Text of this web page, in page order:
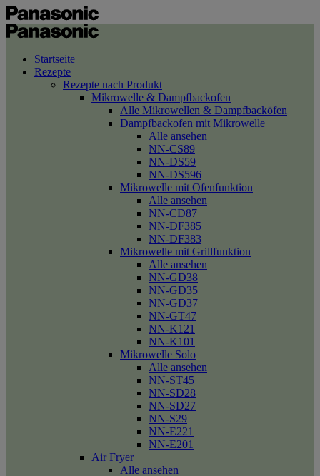
Startseite
Rezepte
Rezepte nach Produkt
Mikrowelle & Dampfbackofen
Alle Mikrowellen & Dampfbacköfen
Dampfbackofen mit Mikrowelle
Alle ansehen
NN-CS89
NN-DS59
NN-DS596
Mikrowelle mit Ofenfunktion
Alle ansehen
NN-CD87
NN-DF385
NN-DF383
Mikrowelle mit Grillfunktion
Alle ansehen
NN-GD38
NN-GD35
NN-GD37
NN-GT47
NN-K121
NN-K101
Mikrowelle Solo
Alle ansehen
NN-ST45
NN-SD28
NN-SD27
NN-S29
NN-E221
NN-E201
Air Fryer
Alle ansehen